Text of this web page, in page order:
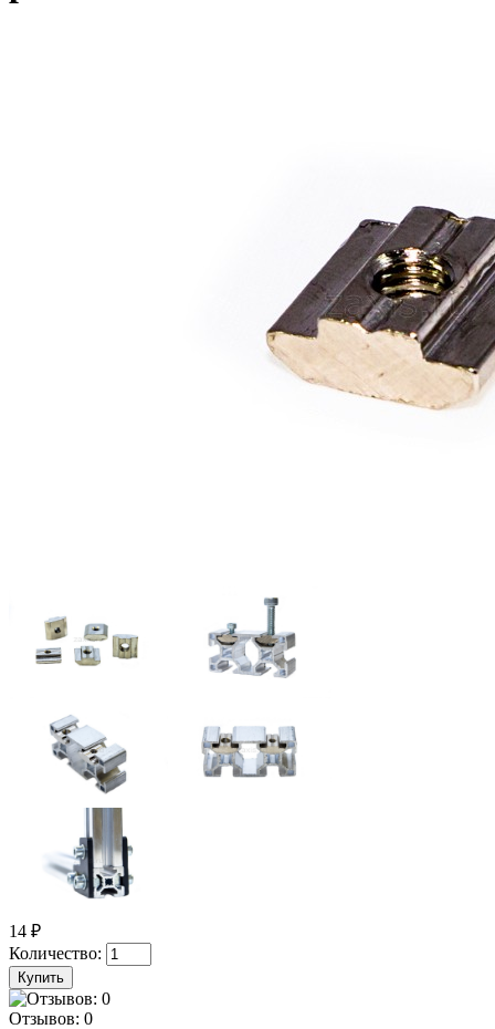
14 ₽
Количество:
Отзывов: 0